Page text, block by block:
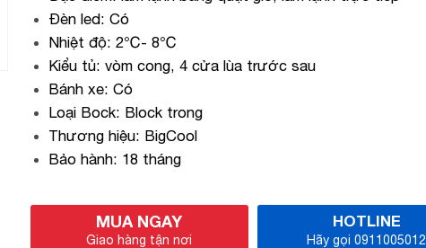
Đèn led: Có
Nhiệt độ: 2℃- 8℃
Kiểu tủ: vòm cong, 4 cửa lùa trước sau
Bánh xe: Có
Loại Bock: Block trong
Thương hiệu: BigCool
Bảo hành: 18 tháng
MUA NGAY
Giao hàng tận nơi
HOTLINE
Hãy gọi 0911005012